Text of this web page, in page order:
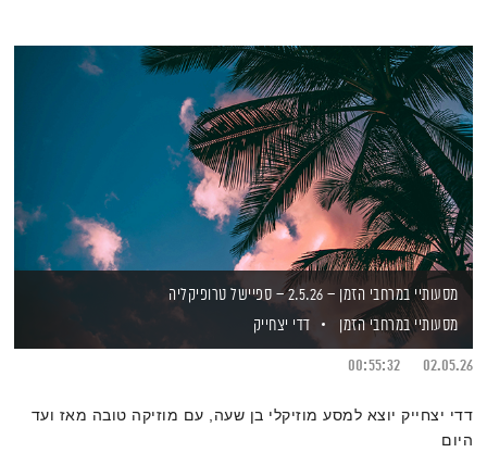
מסעותיי במרחבי הזמן – 2.5.26 – ספיישל טרופיקליה
מסעותיי במרחבי הזמן
דדי יצחייק
02.05.26
00:55:32
דדי יצחייק יוצא למסע מוזיקלי בן שעה, עם מוזיקה טובה מאז ועד
היום